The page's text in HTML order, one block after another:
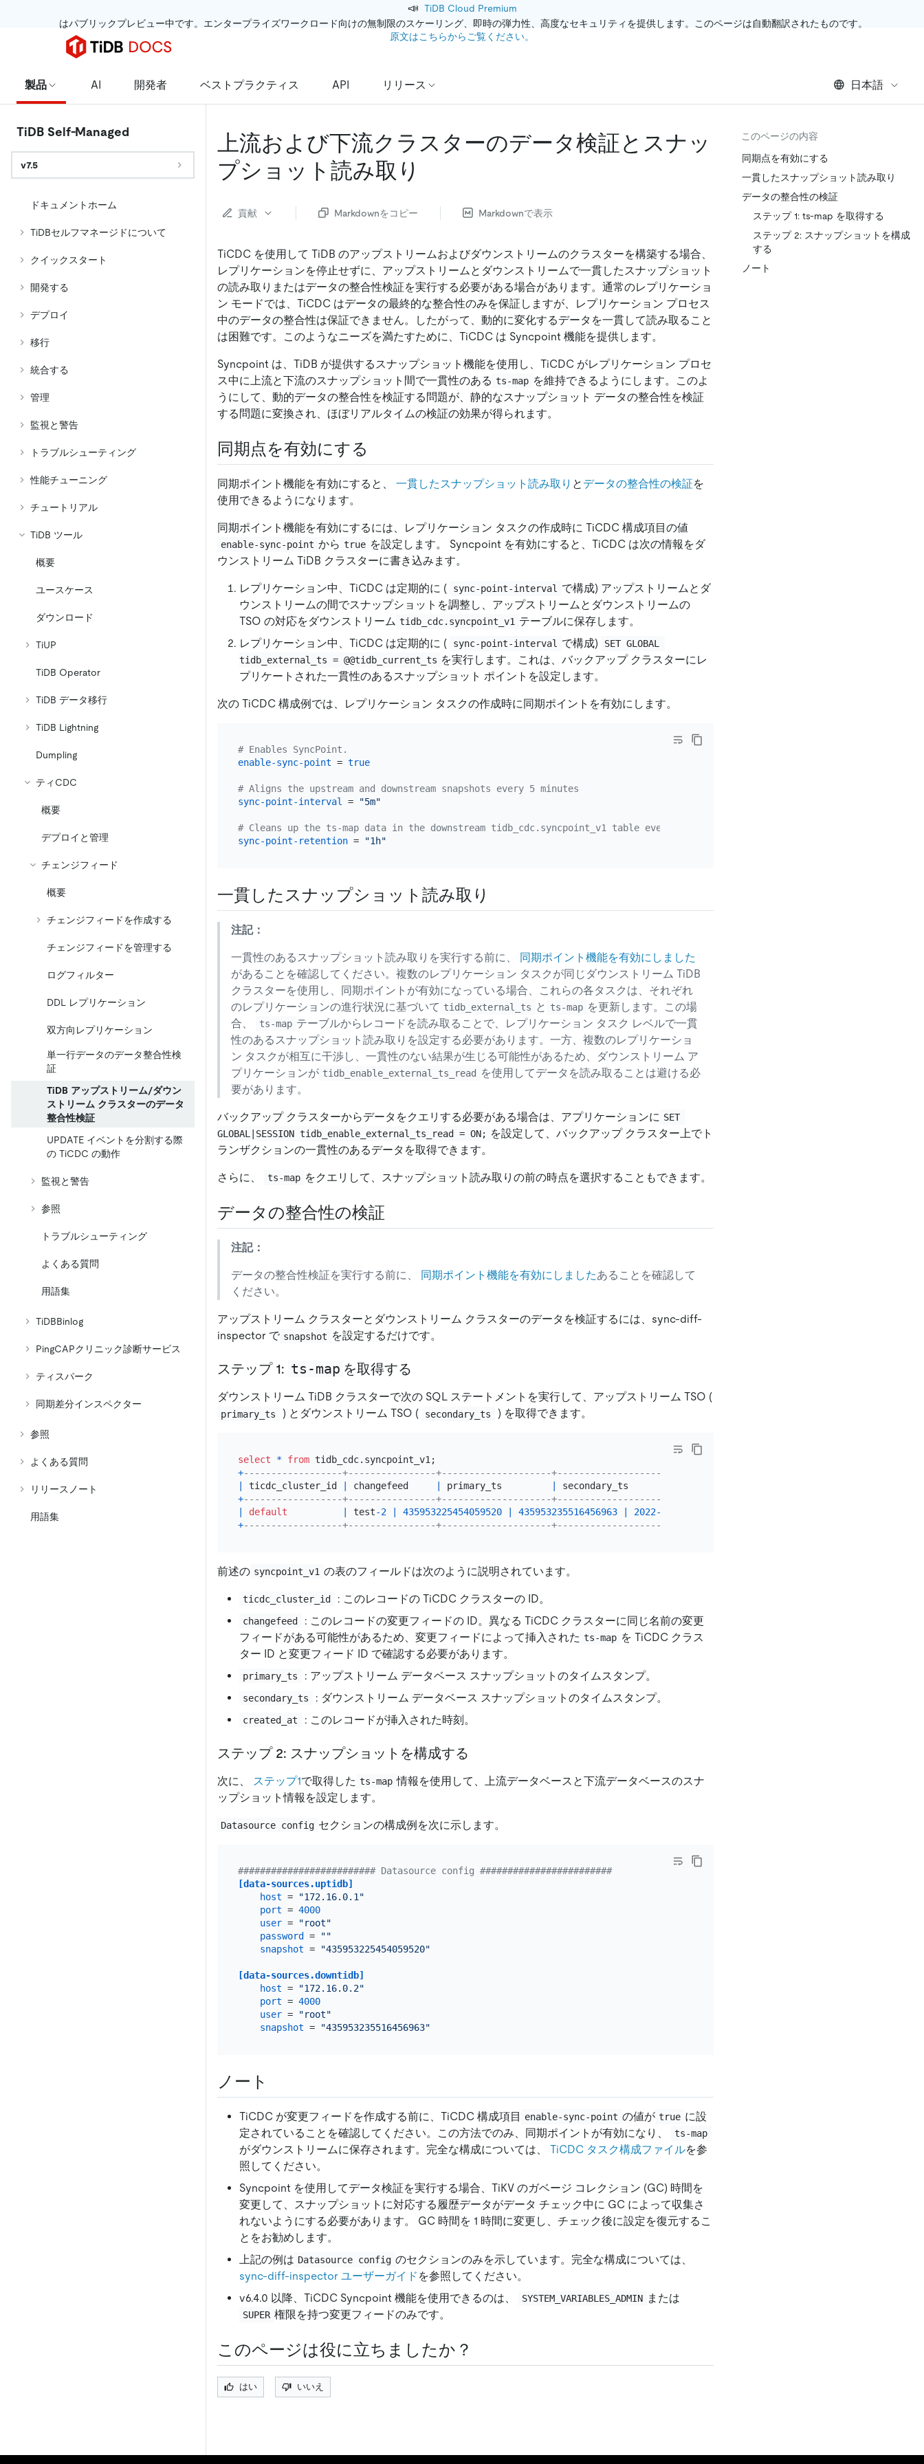
📣 TiDB Cloud Premium
はパブリックプレビュー中です。エンタープライズワークロード向けの無制限のスケーリング、即時の弾力性、高度なセキュリティを提供します。このページは自動翻訳されたものです。
原文はこちらからご覧ください。
製品 AI 開発者 ベストプラクティス API リリース 日本語
TiDB Self-Managed
v7.5
ドキュメントホーム
TiDBセルフマネージドについて
クイックスタート
開発する
デプロイ
移行
統合する
管理
監視と警告
トラブルシューティング
性能チューニング
チュートリアル
TiDB ツール
概要
ユースケース
ダウンロード
TiUP
TiDB Operator
TiDB データ移行
TiDB Lightning
Dumpling
ティCDC
概要
デプロイと管理
チェンジフィード
概要
チェンジフィードを作成する
チェンジフィードを管理する
ログフィルター
DDL レプリケーション
双方向レプリケーション
単一行データのデータ整合性検
証
TiDB アップストリーム/ダウン
ストリーム クラスターのデータ
整合性検証
UPDATE イベントを分割する際
の TiCDC の動作
監視と警告
参照
トラブルシューティング
よくある質問
用語集
TiDBBinlog
PingCAPクリニック診断サービス
ティスパーク
同期差分インスペクター
参照
よくある質問
リリースノート
用語集
上流および下流クラスターのデータ検証とスナッ
プショット読み取り
貢献 Markdownをコピー Markdownで表示
TiCDC を使用して TiDB のアップストリームおよびダウンストリームのクラスターを構築する場合、
レプリケーションを停止せずに、アップストリームとダウンストリームで一貫したスナップショット
の読み取りまたはデータの整合性検証を実行する必要がある場合があります。通常のレプリケーショ
ン モードでは、TiCDC はデータの最終的な整合性のみを保証しますが、レプリケーション プロセス
中のデータの整合性は保証できません。したがって、動的に変化するデータを一貫して読み取ること
は困難です。このようなニーズを満たすために、TiCDC は Syncpoint 機能を提供します。
Syncpoint は、TiDB が提供するスナップショット機能を使用し、TiCDC がレプリケーション プロセ
ス中に上流と下流のスナップショット間で一貫性のある ts-map を維持できるようにします。このよ
うにして、動的データの整合性を検証する問題が、静的なスナップショット データの整合性を検証
する問題に変換され、ほぼリアルタイムの検証の効果が得られます。
同期点を有効にする
同期ポイント機能を有効にすると、 一貫したスナップショット読み取り と データの整合性の検証を
使用できるようになります。
同期ポイント機能を有効にするには、レプリケーション タスクの作成時に TiCDC 構成項目の値
enable-sync-point から true を設定します。 Syncpoint を有効にすると、TiCDC は次の情報をダ
ウンストリーム TiDB クラスターに書き込みます。
レプリケーション中、TiCDC は定期的に ( sync-point-interval
で構成) アップストリームとダ
ウンストリームの間でスナップショットを調整し、アップストリームとダウンストリームの
TSO の対応をダウンストリーム tidb_cdc.syncpoint_v1 テーブルに保存します。
レプリケーション中、TiCDC は定期的に (
sync-point-interval で構成)
SET GLOBAL
tidb_external_ts = @@tidb_current_ts を実行します。これは、バックアップ クラスターにレ
プリケートされた一貫性のあるスナップショット ポイントを設定します。
次の TiCDC 構成例では、レプリケーション タスクの作成時に同期ポイントを有効にします。
# Enables SyncPoint.
enable-sync-point = true
# Aligns the upstream and downstream snapshots every 5 minutes
sync-point-interval = "5m"
# Cleans up the ts-map data in the downstream tidb_cdc.syncpoint_v1 table every hour
sync-point-retention = "1h"
一貫したスナップショット読み取り
注記：
一貫性のあるスナップショット読み取りを実行する前に、
同期ポイント機能を有効にしました
があることを確認してください。複数のレプリケーション タスクが同じダウンストリーム TiDB
クラスターを使用し、同期ポイントが有効になっている場合、これらの各タスクは、それぞれ
のレプリケーションの進行状況に基づいて tidb_external_ts と ts-map を更新します。この場
合、
ts-map テーブルからレコードを読み取ることで、レプリケーション タスク レベルで一貫
性のあるスナップショット読み取りを設定する必要があります。一方、複数のレプリケーショ
ン タスクが相互に干渉し、一貫性のない結果が生じる可能性があるため、ダウンストリーム ア
プリケーションが tidb_enable_external_ts_read
を使用してデータを読み取ることは避ける必
要があります。
バックアップ クラスターからデータをクエリする必要がある場合は、アプリケーションに SET
GLOBAL|SESSION tidb_enable_external_ts_read = ON; を設定して、バックアップ クラスター上でト
ランザクションの一貫性のあるデータを取得できます。
さらに、 ts-map をクエリして、スナップショット読み取りの前の時点を選択することもできます。
データの整合性の検証
注記：
データの整合性検証を実行する前に、 同期ポイント機能を有効にしましたあることを確認して
ください。
アップストリーム クラスターとダウンストリーム クラスターのデータを検証するには、sync-diff-
inspector で snapshot を設定するだけです。
ステップ 1: ts-map を取得する
ダウンストリーム TiDB クラスターで次の SQL ステートメントを実行して、アップストリーム TSO (
primary_ts ) とダウンストリーム TSO ( secondary_ts ) を取得できます。
select * from
+------------------+----------------+--------------------+--------------------+---------------------+
ticdc_cluster_id changefeed primary_ts secondary_ts
+------------------+----------------+--------------------+--------------------+---------------------+
default test-2 435953225454059520 435953235516456963 2022-09
+------------------+----------------+--------------------+--------------------+---------------------+
前述の syncpoint_v1 の表のフィールドは次のように説明されています。
ticdc_cluster_id : このレコードの TiCDC クラスターの ID。
changefeed
: このレコードの変更フィードの ID。異なる TiCDC クラスターに同じ名前の変更
フィードがある可能性があるため、変更フィードによって挿入された ts-map を TiCDC クラス
ター ID と変更フィード ID で確認する必要があります。
primary_ts : アップストリーム データベース スナップショットのタイムスタンプ。
secondary_ts : ダウンストリーム データベース スナップショットのタイムスタンプ。
created_at : このレコードが挿入された時刻。
ステップ 2: スナップショットを構成する
次に、 ステップ1で取得した ts-map 情報を使用して、上流データベースと下流データベースのスナ
ップショット情報を設定します。
Datasource config セクションの構成例を次に示します。
######################### Datasource config ########################
[data-sources.uptidb]
host =
"172.16.0.1"
port = 4000
user =
"root"
password =
""
snapshot = "435953225454059520"
[data-sources.downtidb]
host =
"172.16.0.2"
port = 4000
user =
"root"
snapshot = "435953235516456963"
ノート
TiCDC が変更フィードを作成する前に、TiCDC 構成項目 enable-sync-point の値が true に設
定されていることを確認してください。この方法でのみ、同期ポイントが有効になり、
ts-map
がダウンストリームに保存されます。完全な構成については、 TiCDC タスク構成ファイルを参
照してください。
Syncpoint を使用してデータ検証を実行する場合、TiKV のガベージ コレクション (GC) 時間を
変更して、スナップショットに対応する履歴データがデータ チェック中に GC によって収集さ
れないようにする必要があります。 GC 時間を 1 時間に変更し、チェック後に設定を復元するこ
とをお勧めします。
上記の例は Datasource config のセクションのみを示しています。完全な構成については、
sync-diff-inspector ユーザーガイド を参照してください。
v6.4.0 以降、TiCDC Syncpoint 機能を使用できるのは、
SYSTEM_VARIABLES_ADMIN または
SUPER 権限を持つ変更フィードのみです。
このページは役に立ちましたか？
はい いいえ
このページの内容
同期点を有効にする
一貫したスナップショット読み取り
データの整合性の検証
ステップ 1: ts-map を取得する
ステップ 2: スナップショットを構成
する
ノート